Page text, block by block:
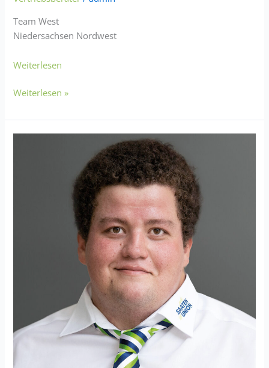
Team West
Niedersachsen Nordwest
Weiterlesen
Weiterlesen »